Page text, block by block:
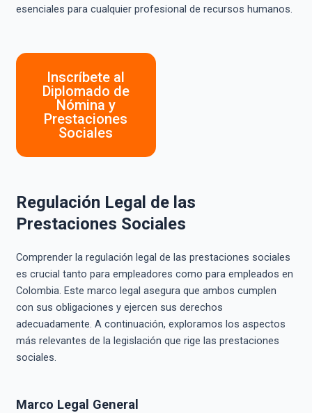
esenciales para cualquier profesional de recursos humanos.
Inscríbete al
Diplomado de
Nómina y
Prestaciones
Sociales
Regulación Legal de las
Prestaciones Sociales
Comprender la regulación legal de las prestaciones sociales
es crucial tanto para empleadores como para empleados en
Colombia. Este marco legal asegura que ambos cumplen
con sus obligaciones y ejercen sus derechos
adecuadamente. A continuación, exploramos los aspectos
más relevantes de la legislación que rige las prestaciones
sociales.
Marco Legal General